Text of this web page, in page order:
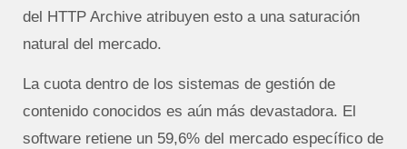
del HTTP Archive atribuyen esto a una saturación
natural del mercado.
La cuota dentro de los sistemas de gestión de
contenido conocidos es aún más devastadora. El
software retiene un 59,6% del mercado específico de